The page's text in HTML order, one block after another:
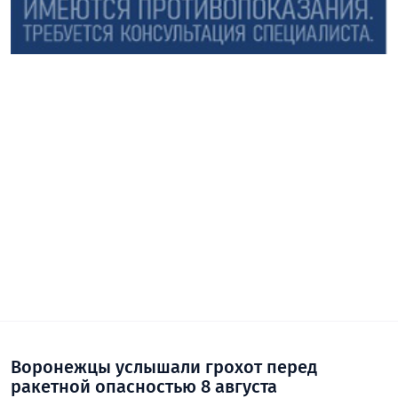
Воронежцы услышали грохот перед
ракетной опасностью 8 августа